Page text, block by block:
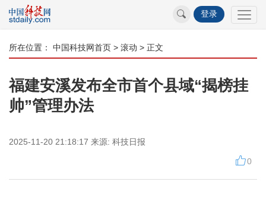
登录
所在位置： 中国科技网首页 > 滚动 > 正文
福建安溪发布全市首个县域“揭榜挂
帅”管理办法
2025-11-20 21:18:17 来源: 科技日报
0